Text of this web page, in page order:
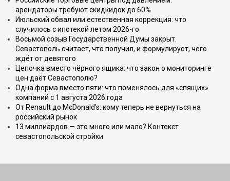
арендаторы требуют скидкидок до 60%
Июльский обвал или естественная коррекция: что
случилось с ипотекой летом 2026-го
Восьмой созыв Государственной Думы закрыт.
Севастополь считает, что получил, и формулирует, чего
ждёт от девятого
Цепочка вместо чёрного ящика: что закон о мониторинге
цен даёт Севастополю?
Одна форма вместо пяти: что поменялось для «спящих»
компаний с 1 августа 2026 года
От Renault до McDonald's: кому теперь не вернуться на
российский рынок
13 миллиардов — это много или мало? Контекст
севастопольской стройки